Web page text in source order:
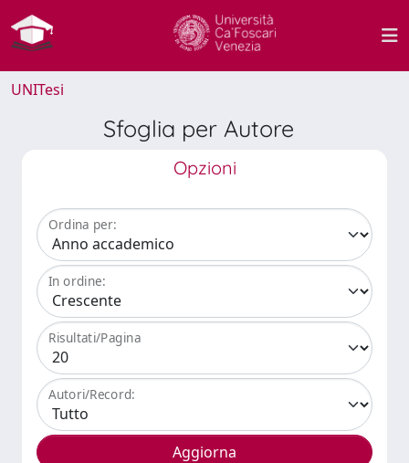
UNITesi
Sfoglia per Autore
Opzioni
Ordina per:
In ordine:
Risultati/Pagina
Autori/Record: